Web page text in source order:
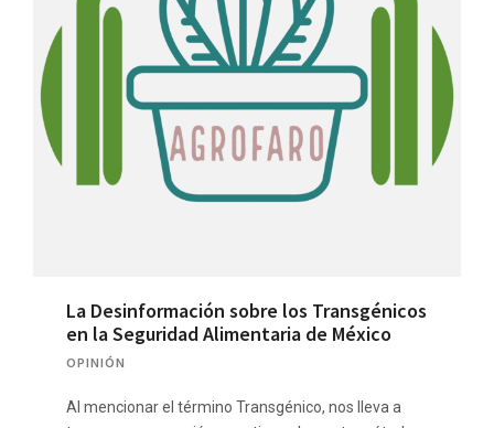
La Desinformación sobre los Transgénicos
en la Seguridad Alimentaria de México
OPINIÓN
Al mencionar el término Transgénico, nos lleva a